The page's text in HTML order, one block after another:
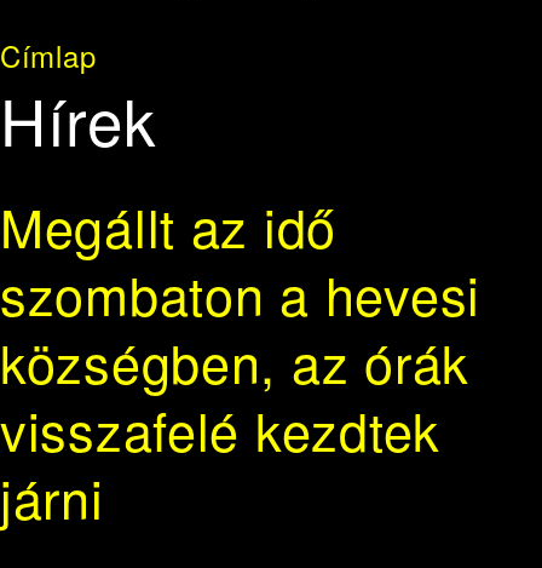
Címlap
Hírek
Megállt az idő
szombaton a hevesi
községben, az órák
visszafelé kezdtek
járni